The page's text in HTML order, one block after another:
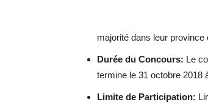
majorité dans leur province
Durée du Concours: Le
termine le 31 octobre 2018
Limite de Participation: